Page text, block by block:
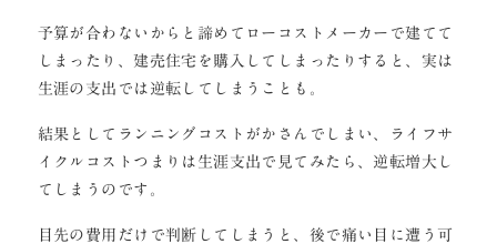
予算が合わないからと諦めてローコストメーカーで建てて
しまったり、建売住宅を購入してしまったりすると、実は
生涯の支出では逆転してしまうことも。
結果としてランニングコストがかさんでしまい、ライフサ
イクルコストつまりは生涯支出で見てみたら、逆転増大し
てしまうのです。
目先の費用だけで判断してしまうと、後で痛い目に遭う可